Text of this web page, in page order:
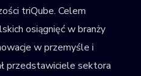
triQube. Celem
osiągnięć w branży
w przemyśle i
przedstawiciele sektora